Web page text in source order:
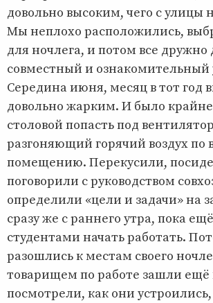
довольно высоким, чего с улицы
Мы неплохо расположились,
для ночлега, и потом все дружно
совместный и
Середина июня, месяц в тот год
довольно жарким. И было
столовой попасть под
разгоняющий горячий воздух по
помещению. Перекусили,
поговорили с руководством
определили «цели и задачи» на
сразу же с раннего утра, пока
студентами начать работать.
разошлись к местам своего
товарищем по работе зашли ещё
посмотрели, как они устроились,